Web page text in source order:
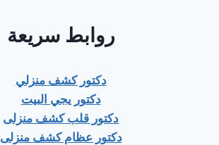
روابط سريعة
دكتور كشف منزلي
دكتور يجي البيت
دكتور قلب كشف منزلى
دكتور عظام كشف منزلى